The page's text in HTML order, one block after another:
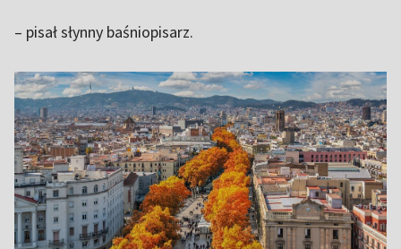
– pisał słynny baśniopisarz.